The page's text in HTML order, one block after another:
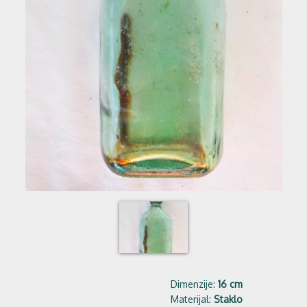
Dimenzije: 16 cm
Materijal: Staklo